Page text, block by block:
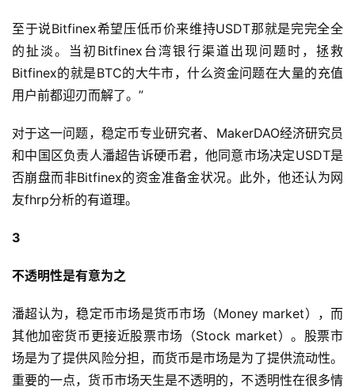
至于说Bitfinex希望压低币价来维持USDT那就是完完全全
的扯淡。当初Bitfinex台湾银行渠道出现问题时，拯救
Bitfinex的就是BTC的大牛市，什么资金问题在大量的充值
用户前都迎刃而解了。”
对于这一问题，稳定币专业研究者、MakerDAO经济研究员
和中国区负责人潘超告诉硬币君，他同意市场决定USDT是
否崩盘而非Bitfinex的资金准备金状况。此外，他还认为网
友fhrp分析的有道理。
3
不透明性是有意为之
潘超认为，稳定币市场是货币市场（Money market），而
其他加密货币更接近股票市场（Stock market）。股票市
场是为了提供风险分担，而货币是市场是为了提供流动性。
重要的一点，货币市场天生是不透明的，不透明性在很多情